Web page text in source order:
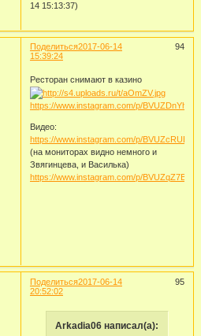
14 15:13:37)
Поделиться 94
2017-06-14
15:39:24
Ресторан снимают в казино
https://www.instagram.com/p/BVUZDnYhPtv/
Видео:
https://www.instagram.com/p/
(на мониторах видно немного и
Звягинцева, и Василька)
https://www.instagram.com/p/
Поделиться 95
2017-06-14
20:52:02
Arkadia06 написал(а):